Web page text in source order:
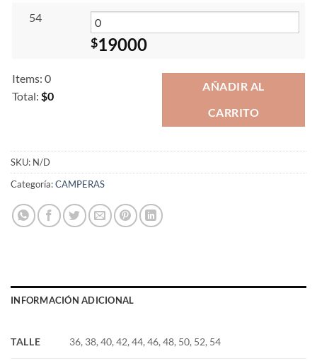
54
$19000
Items: 0
Total: $0
total
is
AÑADIR AL
CARRITO
SKU: N/D
Categoría:CAMPERAS
INFORMACIÓN ADICIONAL
TALLE 36, 38, 40, 42, 44, 46, 48, 50, 52, 54